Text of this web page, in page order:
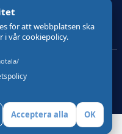
Kontakta oss
GDPR !
för att webbplatsen ska
i vår cookiepolicy.
Acceptera alla OK